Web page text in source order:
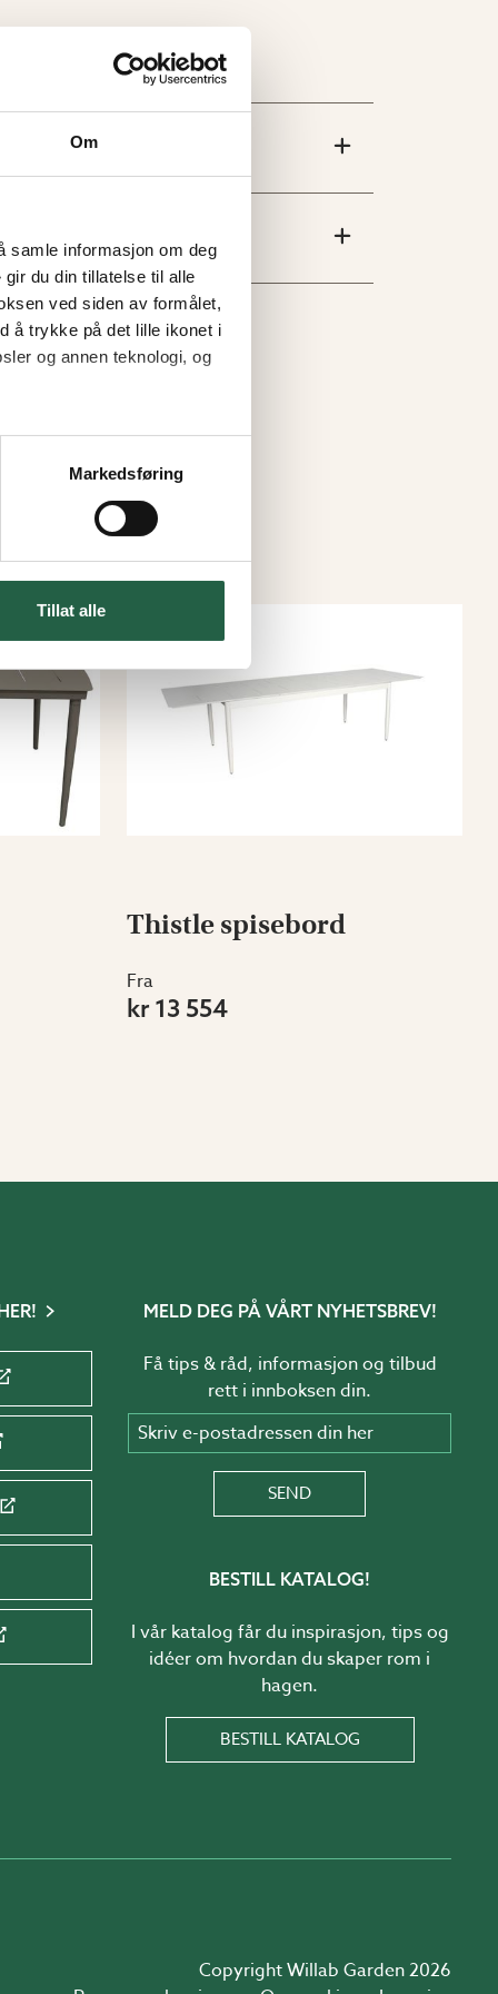
Om
samle informasjon om deg
du din tillatelse til alle
ved siden av formålet,
å trykke på det lille ikonet i
og annen teknologi, og
Markedsføring
Tillat alle
Thistle spisebord
Fra
kr 13 554
MELD DEG PÅ VÅRT NYHETSBREV!
Få tips & råd, informasjon og tilbud
rett i innboksen din.
Skriv e-postadressen din her
SEND
BESTILL KATALOG!
I vår katalog får du inspirasjon, tips og
idéer om hvordan du skaper rom i
hagen.
BESTILL KATALOG
Copyright Willab Garden 2026